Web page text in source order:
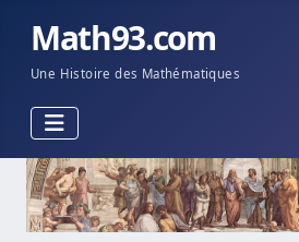
Math93.com
Une Histoire des Mathématiques